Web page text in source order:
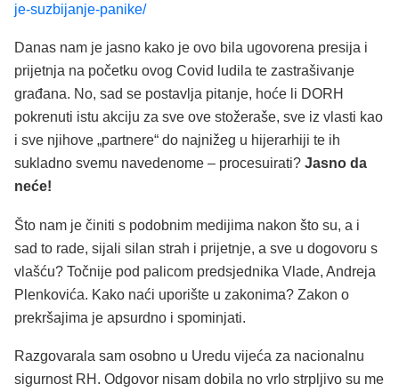
je-suzbijanje-panike/
Danas nam je jasno kako je ovo bila ugovorena presija i
prijetnja na početku ovog Covid ludila te zastrašivanje
građana. No, sad se postavlja pitanje, hoće li DORH
pokrenuti istu akciju za sve ove stožeraše, sve iz vlasti kao
i sve njihove „partnere“ do najnižeg u hijerarhiji te ih
sukladno svemu navedenome – procesuirati? Jasno da
neće!
Što nam je činiti s podobnim medijima nakon što su, a i
sad to rade, sijali silan strah i prijetnje, a sve u dogovoru s
vlašću? Točnije pod palicom predsjednika Vlade, Andreja
Plenkovića. Kako naći uporište u zakonima? Zakon o
prekršajima je apsurdno i spominjati.
Razgovarala sam osobno u Uredu vijeća za nacionalnu
sigurnost RH. Odgovor nisam dobila no vrlo strpljivo su me